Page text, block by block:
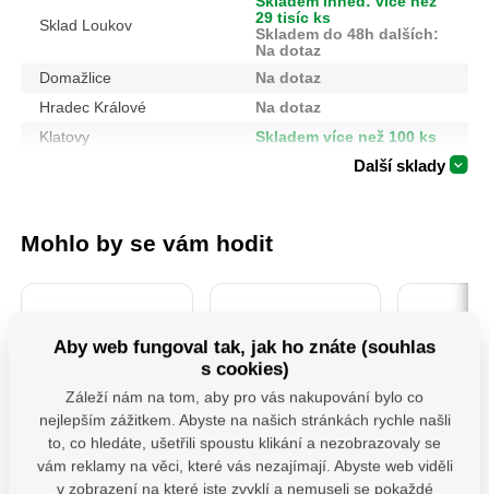
Sklad Loukov
29 tisíc ks
Skladem do 48h dalších:
Na dotaz
Domažlice
Na dotaz
Hradec Králové
Na dotaz
Klatovy
Skladem více než 100 ks
Další sklady
Mohlo by se vám hodit
4740930 Sada
Šroubováků 7ks
106901-Kotouče
řezné na kov, 5ks,
115x1,0x22,2mm
PSS 80 (
Patka
Aby web fungoval tak, jak ho znáte (souhlas
s cookies)
Záleží nám na tom, aby pro vás nakupování bylo co
nejlepším zážitkem. Abyste na našich stránkách rychle našli
to, co hledáte, ušetřili spoustu klikání a nezobrazovaly se
vám reklamy na věci, které vás nezajímají. Abyste web viděli
v zobrazení na které jste zvyklí a nemuseli se pokaždé